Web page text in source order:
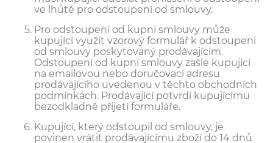
ve lhůtě pro odstoupení od smlouvy.
Pro odstoupení od kupní smlouvy může
kupující využít vzorový formulář k odstoupení
od smlouvy poskytovaný prodávajícím.
Odstoupení od kupní smlouvy zašle kupující
na emailovou nebo doručovací adresu
prodávajícího uvedenou v těchto obchodních
podmínkách. Prodávající potvrdí kupujícímu
bezodkladně přijetí formuláře.
Kupující, který odstoupil od smlouvy, je
povinen vrátit prodávajícímu zboží do 14 dnů